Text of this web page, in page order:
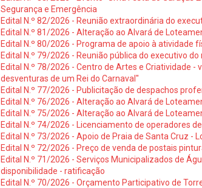
Segurança e Emergência
Edital N.º 82/2026 - Reunião extraordinária do
Edital N.º 81/2026 - Alteração ao Alvará de
Edital N.º 80/2026 - Programa de apoio à atividade
Edital N.º 79/2026 - Reunião pública do executivo
Edital N.º 78/2026 - Centro de Artes e Criatividade
desventuras de um Rei do Carnaval"
Edital N.º 77/2026 - Publicitação de despachos
Edital N.º 76/2026 - Alteração ao Alvará de
Edital N.º 75/2026 - Alteração ao Alvará de
Edital N.º 74/2026 - Licenciamento de operadores
Edital N.º 73/2026 - Apoio de Praia de Santa Cruz -
Edital N.º 72/2026 - Preço de venda de postais
Edital N.º 71/2026 - Serviços Municipalizados de
disponibilidade - ratificação
Edital N.º 70/2026 - Orçamento Participativo de